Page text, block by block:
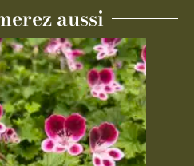
aussi